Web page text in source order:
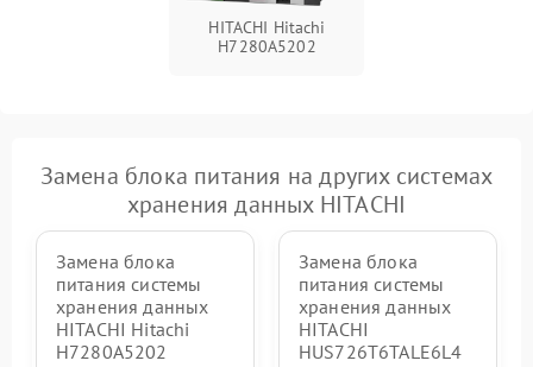
Неисправность системы
1000 ₽
резервирования питания
2000 ₽ Подробнее →
Повреждение кабелей
подключения
500 ₽ Подробнее →
Неисправность системы
шифрования данных
2000 ₽
HITACHI Hitachi
H7280A5202
Замена блока питания на других системах
хранения данных HITACHI
Замена блока
питания системы
хранения данных
HITACHI Hitachi
H7280A5202
Замена блока
питания системы
хранения данных
HITACHI
HUS726T6TALE6L4